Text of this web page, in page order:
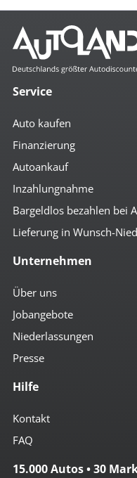
Service
Auto kaufen
Finanzierung
Autoankauf
Inzahlungnahme
Bargeldlos bezahlen bei
Lieferung in Wunsch-
Unternehmen
Über uns
Jobangebote
Niederlassungen
Presse
Hilfe
Kontakt
FAQ
15.000 Autos • 30